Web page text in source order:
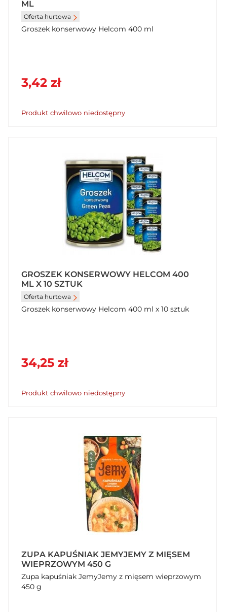
ML
Oferta hurtowa
Groszek konserwowy Helcom 400 ml
3,42 zł
Produkt chwilowo niedostępny
GROSZEK KONSERWOWY HELCOM 400
ML X 10 SZTUK
Oferta hurtowa
Groszek konserwowy Helcom 400 ml x 10 sztuk
34,25 zł
Produkt chwilowo niedostępny
ZUPA KAPUŚNIAK JEMYJEMY Z MIĘSEM
WIEPRZOWYM 450 G
Zupa kapuśniak JemyJemy z mięsem wieprzowym
450 g